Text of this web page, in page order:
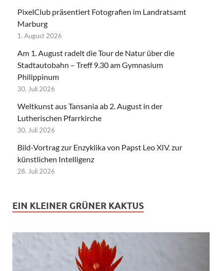
PixelClub präsentiert Fotografien im Landratsamt
Marburg
1. August 2026
Am 1. August radelt die Tour de Natur über die
Stadtautobahn – Treff 9.30 am Gymnasium
Philippinum
30. Juli 2026
Weltkunst aus Tansania ab 2. August in der
Lutherischen Pfarrkirche
30. Juli 2026
Bild-Vortrag zur Enzyklika von Papst Leo XIV. zur
künstlichen Intelligenz
28. Juli 2026
EIN KLEINER GRÜNER KAKTUS